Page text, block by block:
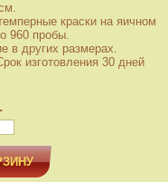
краски на яичном
960 пробы.
в других размерах.
изготовления 30 дней